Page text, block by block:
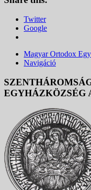
Twitter
Google
Magyar Ortodox
Navigáció
EGYHÁZKÖZSÉG